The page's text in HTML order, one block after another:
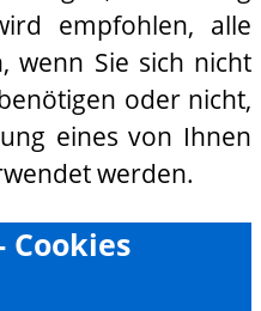
empfohlen, alle
wenn Sie sich nicht
oder nicht,
eines von Ihnen
werden.